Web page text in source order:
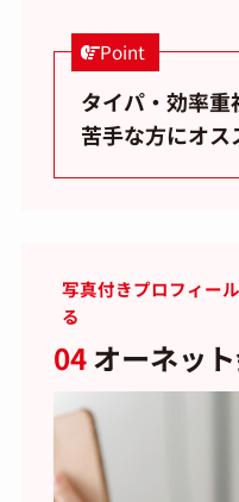
Point
タイパ・効率
苦手な方にオス
写真付きプロフィー
る
04オーネッ